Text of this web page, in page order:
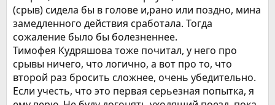
(срыв) сидела бы в голове и,рано или поздно, мина
замедленного действия сработала. Тогда
сожаление было бы болезненнее.
Тимофея Кудряшова тоже почитал, у него про
срывы ничего, что логично, а вот про то, что
второй раз бросить сложнее, очень убедительно.
Если учесть, что это первая серьезная попытка, я